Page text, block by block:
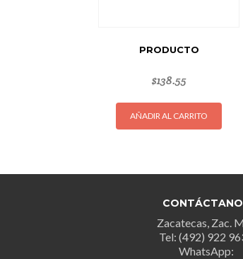
PRODUCTO
$138.55
AÑADIR AL CARRITO
Zacatecas, Zac.
Tel: (492) 922
WhatsApp: